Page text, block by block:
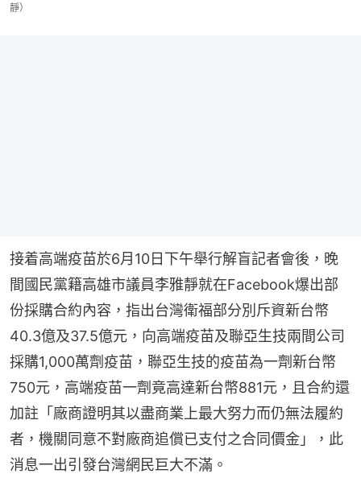
靜）
接着高端疫苗於6月10日下午舉行解盲記者會後，晚
間國民黨籍高雄市議員李雅靜就在Facebook爆出部
份採購合約內容，指出台灣衛福部分別斥資新台幣
40.3億及37.5億元，向高端疫苗及聯亞生技兩間公司
採購1,000萬劑疫苗，聯亞生技的疫苗為一劑新台幣
750元，高端疫苗一劑竟高達新台幣881元，且合約還
加註「廠商證明其以盡商業上最大努力而仍無法履約
者，機關同意不對廠商追償已支付之合同價金」，此
消息一出引發台灣網民巨大不滿。